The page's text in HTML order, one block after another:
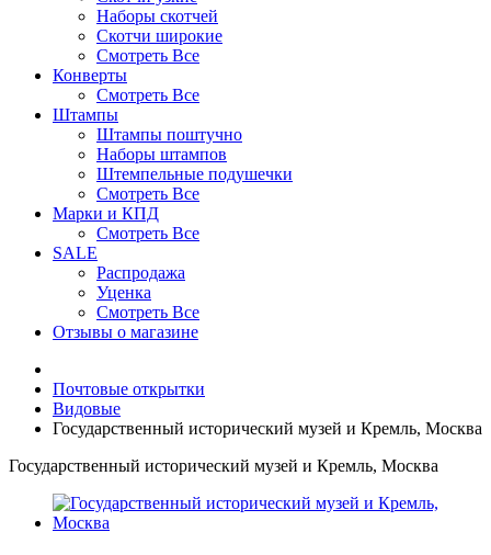
Наборы скотчей
Скотчи широкие
Смотреть Все
Конверты
Смотреть Все
Штампы
Штампы поштучно
Наборы штампов
Штемпельные подушечки
Смотреть Все
Марки и КПД
Смотреть Все
SALE
Распродажа
Уценка
Смотреть Все
Отзывы о магазине
Почтовые открытки
Видовые
Государственный исторический музей и Кремль, Москва
Государственный исторический музей и Кремль, Москва